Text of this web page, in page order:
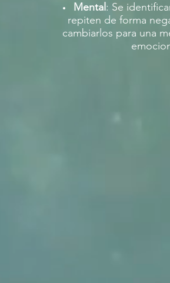
Mental : Se
repiten de forma
cambiarlos para una